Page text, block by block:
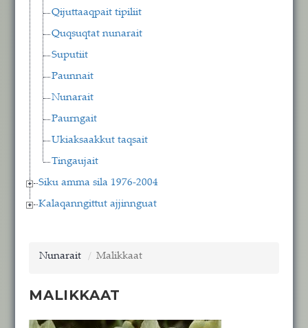
Qijuttaaqpait tipiliit
Quqsuqtat nunarait
Suputiit
Paunnait
Nunarait
Paurngait
Ukiaksaakkut taqsait
Tingaujait
Siku amma sila 1976-2004
Kalaqanngittut ajjinnguat
Nunarait Malikkaat
MALIKKAAT